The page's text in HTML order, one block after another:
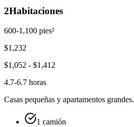
2Habitaciones
600-1,100 pies²
$1,232
$1,052 - $1,412
4.7-6.7 horas
Casas pequeñas y apartamentos grandes.
1 camión